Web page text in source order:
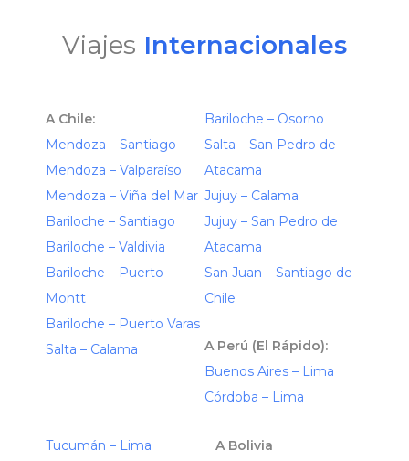
Viajes Internacionales
A Chile:
Mendoza – Santiago
Mendoza – Valparaíso
Mendoza – Viña del Mar
Bariloche – Santiago
Bariloche – Valdivia
Bariloche – Puerto
Montt
Bariloche – Puerto Varas
Salta – Calama
Bariloche – Osorno
Salta – San Pedro de
Atacama
Jujuy – Calama
Jujuy – San Pedro de
Atacama
San Juan – Santiago de
Chile
A Perú (El Rápido):
Buenos Aires – Lima
Córdoba – Lima
Tucumán – Lima
A Bolivia